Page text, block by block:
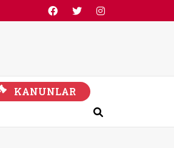
KANUNLAR
KANUNLAR